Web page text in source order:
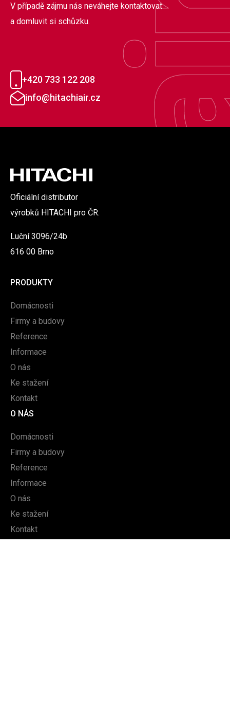
V případě zájmu nás neváhejte kontaktovat
a domluvit si schůzku.
+420 733 122 208
info@hitachiair.cz
Oficiální distributor
výrobků HITACHI pro ČR.
Luční 3096/24b
616 00 Brno
PRODUKTY
Domácnosti
Firmy a budovy
Reference
Informace
O nás
Ke stažení
Kontakt
O NÁS
Domácnosti
Firmy a budovy
Reference
Informace
O nás
Ke stažení
Kontakt